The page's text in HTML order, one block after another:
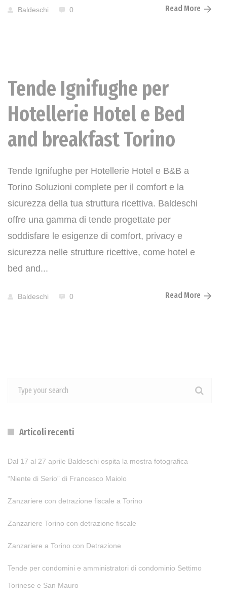
Baldeschi 0 Read More
News
Tende Ignifughe per
Hotellerie Hotel e Bed
and breakfast Torino
Tende Ignifughe per Hotellerie Hotel e B&B a
Torino Soluzioni complete per il comfort e la
sicurezza della tua struttura ricettiva. Baldeschi
offre una gamma di tende progettate per
soddisfare le esigenze di comfort, privacy e
sicurezza nelle strutture ricettive, come hotel e
bed and...
Baldeschi 0 Read More
Articoli recenti
Dal 17 al 27 aprile Baldeschi ospita la mostra fotografica
“Niente di Serio” di Francesco Maiolo
Zanzariere con detrazione fiscale a Torino
Zanzariere Torino con detrazione fiscale
Zanzariere a Torino con Detrazione
Tende per condomini e amministratori di condominio Settimo
Torinese e San Mauro